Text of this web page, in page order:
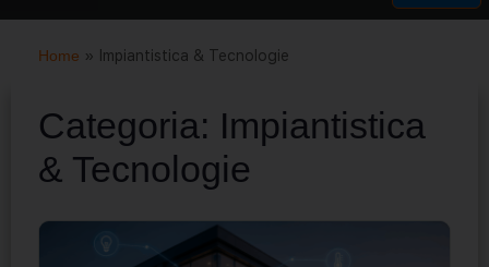
Home » Impiantistica & Tecnologie
Categoria: Impiantistica
& Tecnologie